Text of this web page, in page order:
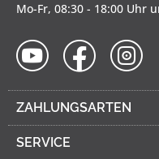
Mo-Fr, 08:30 - 18:00 Uhr
ZAHLUNGSARTEN
SERVICE